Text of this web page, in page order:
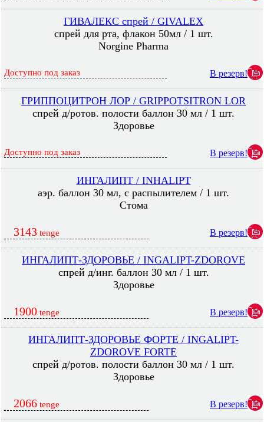
ГИВАЛЕКС спрей / GIVALEX
спрей для рта, флакон 50мл / 1 шт.
Norgine Pharma
Доступно под заказ В резерв!
ГРИППОЦИТРОН ЛОР / GRIPPOTSITRON LOR
спрей д/ротов. полости баллон 30 мл / 1 шт.
Здоровье
Доступно под заказ В резерв!
ИНГАЛИПТ / INHALIPT
аэр. баллон 30 мл, с распылителем / 1 шт.
Стома
3143 tenge В резерв!
ИНГАЛИПТ-ЗДОРОВЬЕ / INGALIPT-ZDOROVE
спрей д/инг. баллон 30 мл / 1 шт.
Здоровье
1900 tenge В резерв!
ИНГАЛИПТ-ЗДОРОВЬЕ ФОРТЕ / INGALIPT-
ZDOROVE FORTE
спрей д/ротов. полости баллон 30 мл / 1 шт.
Здоровье
2066 tenge В резерв!